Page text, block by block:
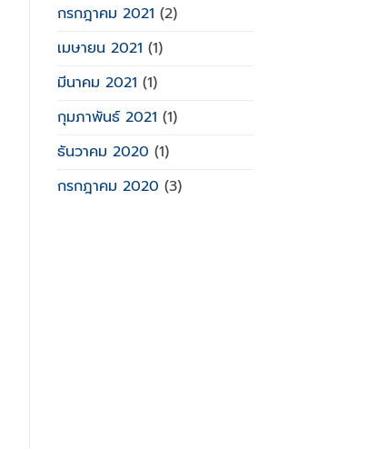
กรกฎาคม 2021 (2)
เมษายน 2021 (1)
มีนาคม 2021 (1)
กุมภาพันธ์ 2021 (1)
ธันวาคม 2020 (1)
กรกฎาคม 2020 (3)